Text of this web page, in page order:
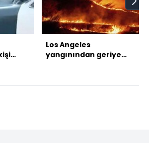
Los Angeles
yangınından geriye